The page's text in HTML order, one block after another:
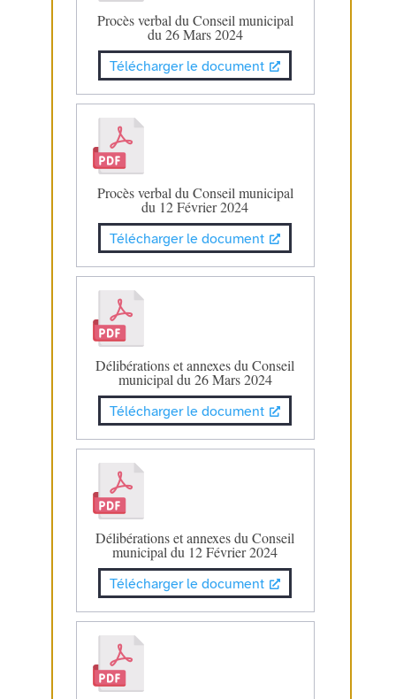
Procès verbal du Conseil municipal
du 26 Mars 2024
Télécharger le document
Procès verbal du Conseil municipal
du 12 Février 2024
Télécharger le document
Délibérations et annexes du Conseil
municipal du 26 Mars 2024
Télécharger le document
Délibérations et annexes du Conseil
municipal du 12 Février 2024
Télécharger le document